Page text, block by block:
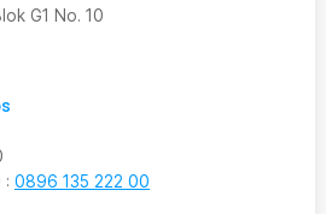
G1 No. 10
: 0896 135 222 00